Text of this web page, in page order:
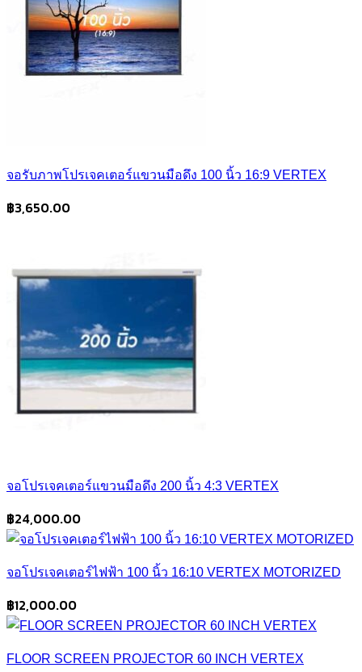
จอรับภาพโปรเจคเตอร์แขวนมือดึง 100 นิ้ว 16:9 VERTEX
฿3,650.00
จอโปรเจคเตอร์แขวนมือดึง 200 นิ้ว 4:3 VERTEX
฿24,000.00
จอโปรเจคเตอร์ไฟฟ้า 100 นิ้ว 16:10 VERTEX MOTORIZED
฿12,000.00
FLOOR SCREEN PROJECTOR 60 INCH VERTEX